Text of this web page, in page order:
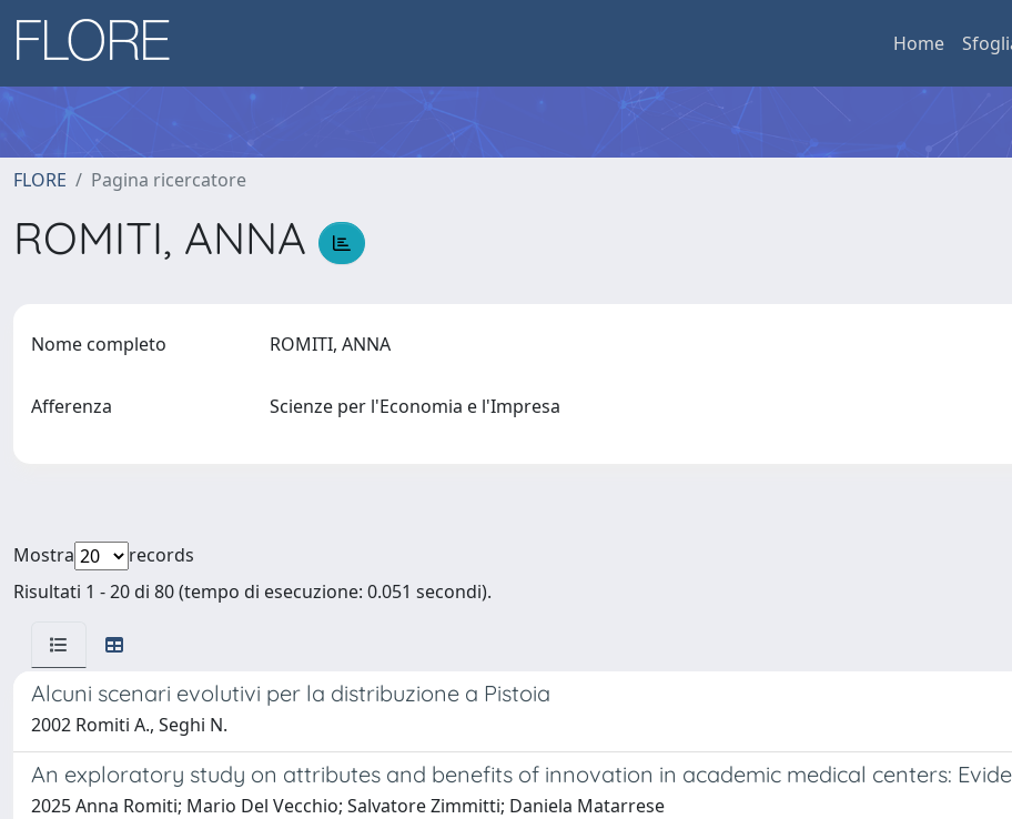
Home
FLORE Pagina ricercatore
ROMITI, ANNA
Nome completo ROMITI, ANNA
Afferenza Scienze per l'Economia e l'Impresa
Mostra
records
Risultati 1 - 20 di 80 (tempo di esecuzione: 0.051 secondi).
Alcuni scenari evolutivi per la distribuzione a Pistoia
2002 Romiti A., Seghi N.
An exploratory study on attributes and benefits of innovation in academic medical centers:
2025 Anna Romiti; Mario Del Vecchio; Salvatore Zimmitti; Daniela Matarrese